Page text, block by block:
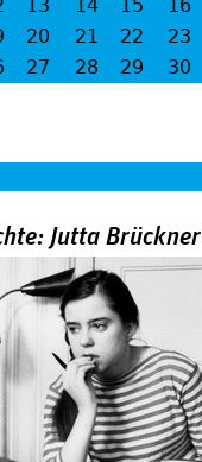
13 14 15
16
20 21 22
23
27 28 29
30
Jutta Brückner